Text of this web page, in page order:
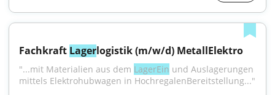
Fachkraft Lagerlogistik (m/w/d) MetallElektro
"...mit Materialien aus dem LagerEin und Auslagerungen
mittels Elektrohubwagen in HochregalenBereitstellung..."